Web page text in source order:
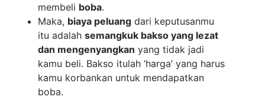
membeli boba.
Maka, biaya peluang dari keputusanmu
itu adalah semangkuk bakso yang lezat
dan mengenyangkan yang tidak jadi
kamu beli. Bakso itulah ‘harga’ yang harus
kamu korbankan untuk mendapatkan
boba.